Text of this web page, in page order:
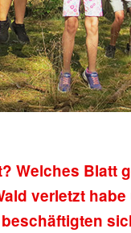
Welches Blatt
verletzt